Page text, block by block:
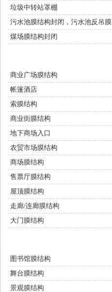
垃圾中转站罩棚
污水池膜结构封闭，污水池反吊膜
煤场膜结构封闭
商业广场膜结构
帐篷酒店
索膜结构
商业街膜结构
地下商场入口
农贸市场膜结构
商场膜结构
售票厅膜结构
屋顶膜结构
走廊/连廊膜结构
大门膜结构
图书馆膜结构
舞台膜结构
景观膜结构